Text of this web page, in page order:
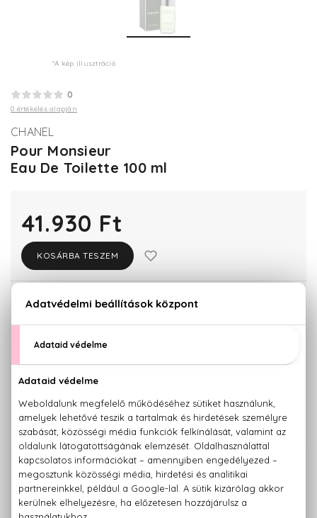
*A kép illusztráció
0
0 értékelés alapján
CHANEL
Pour Monsieur
Eau De Toilette 100 ml
41.930 Ft
KOSÁRBA TESZEM
KISZERELÉS KIVÁLASZTÁSA
KAPCSOLÓDÓ TERMÉKEK
100% eredeti termékek,14 napos visszaküldési garanciával
Kérdésed van, elakadtál? Hívd ügyfélszolgálatunkat: +36 20
779 1926